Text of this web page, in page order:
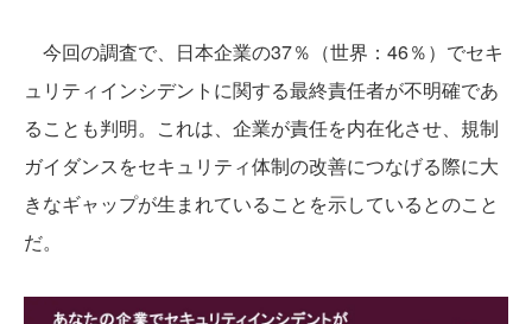
今回の調査で、日本企業の37％（世界：46％）でセキ
ュリティインシデントに関する最終責任者が不明確であ
ることも判明。これは、企業が責任を内在化させ、規制
ガイダンスをセキュリティ体制の改善につなげる際に大
きなギャップが生まれていることを示しているとのこと
だ。